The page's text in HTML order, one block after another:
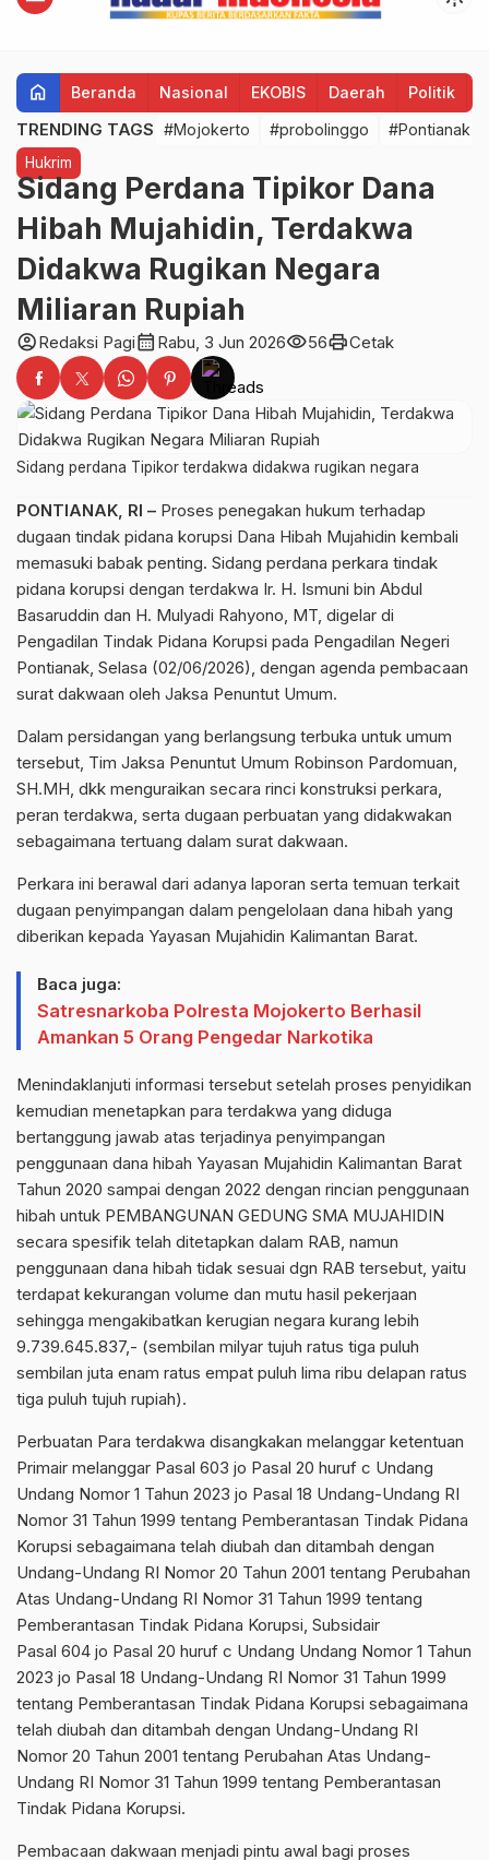
home Beranda Nasional EKOBIS Daerah Politik
TRENDING TAGS #Mojokerto #probolinggo #Pontianak
Hukrim
Sidang Perdana Tipikor Dana
Hibah Mujahidin, Terdakwa
Didakwa Rugikan Negara
Miliaran Rupiah
account_circleRedaksi Pagicalendar_month Rabu, 3 Jun 2026visibility56printCetak
Sidang perdana Tipikor terdakwa didakwa rugikan negara
PONTIANAK, RI – Proses penegakan hukum terhadap
dugaan tindak pidana korupsi Dana Hibah Mujahidin kembali
memasuki babak penting. Sidang perdana perkara tindak
pidana korupsi dengan terdakwa Ir. H. Ismuni bin Abdul
Basaruddin dan H. Mulyadi Rahyono, MT, digelar di
Pengadilan Tindak Pidana Korupsi pada Pengadilan Negeri
Pontianak, Selasa (02/06/2026), dengan agenda pembacaan
surat dakwaan oleh Jaksa Penuntut Umum.
Dalam persidangan yang berlangsung terbuka untuk umum
tersebut, Tim Jaksa Penuntut Umum Robinson Pardomuan,
SH.MH, dkk menguraikan secara rinci konstruksi perkara,
peran terdakwa, serta dugaan perbuatan yang didakwakan
sebagaimana tertuang dalam surat dakwaan.
Perkara ini berawal dari adanya laporan serta temuan terkait
dugaan penyimpangan dalam pengelolaan dana hibah yang
diberikan kepada Yayasan Mujahidin Kalimantan Barat.
Baca juga:
Satresnarkoba Polresta Mojokerto Berhasil
Amankan 5 Orang Pengedar Narkotika
Menindaklanjuti informasi tersebut setelah proses penyidikan
kemudian menetapkan para terdakwa yang diduga
bertanggung jawab atas terjadinya penyimpangan
penggunaan dana hibah Yayasan Mujahidin Kalimantan Barat
Tahun 2020 sampai dengan 2022 dengan rincian penggunaan
hibah untuk PEMBANGUNAN GEDUNG SMA MUJAHIDIN
secara spesifik telah ditetapkan dalam RAB, namun
penggunaan dana hibah tidak sesuai dgn RAB tersebut, yaitu
terdapat kekurangan volume dan mutu hasil pekerjaan
sehingga mengakibatkan kerugian negara kurang lebih
9.739.645.837,- (sembilan milyar tujuh ratus tiga puluh
sembilan juta enam ratus empat puluh lima ribu delapan ratus
tiga puluh tujuh rupiah).
Perbuatan Para terdakwa disangkakan melanggar ketentuan
Primair melanggar Pasal 603 jo Pasal 20 huruf c Undang
Undang Nomor 1 Tahun 2023 jo Pasal 18 Undang-Undang RI
Nomor 31 Tahun 1999 tentang Pemberantasan Tindak Pidana
Korupsi sebagaimana telah diubah dan ditambah dengan
Undang-Undang RI Nomor 20 Tahun 2001 tentang Perubahan
Atas Undang-Undang RI Nomor 31 Tahun 1999 tentang
Pemberantasan Tindak Pidana Korupsi, Subsidair
Pasal 604 jo Pasal 20 huruf c Undang Undang Nomor 1 Tahun
2023 jo Pasal 18 Undang-Undang RI Nomor 31 Tahun 1999
tentang Pemberantasan Tindak Pidana Korupsi sebagaimana
telah diubah dan ditambah dengan Undang-Undang RI
Nomor 20 Tahun 2001 tentang Perubahan Atas Undang-
Undang RI Nomor 31 Tahun 1999 tentang Pemberantasan
Tindak Pidana Korupsi.
Pembacaan dakwaan menjadi pintu awal bagi proses